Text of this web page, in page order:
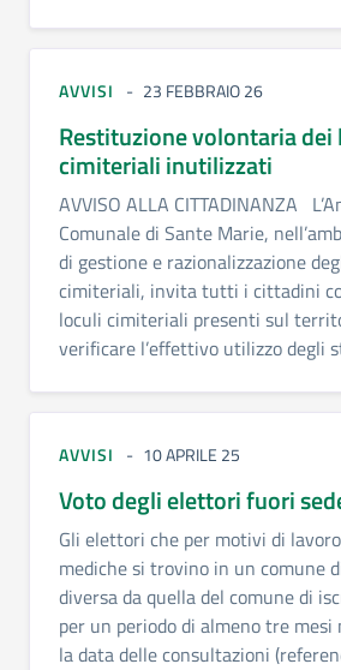
AVVISI 23 FEBBRAIO 26
Restituzione volontaria dei
cimiteriali inutilizzati
AVVISO ALLA CITTADINANZA
Comunale di Sante Marie,
di gestione e razionalizzazione
cimiteriali, invita tutti i cittadini
loculi cimiteriali presenti sul
verificare l’effettivo utilizzo degli
AVVISI 10 APRILE 25
Voto degli elettori fuori
Gli elettori che per motivi di
mediche si trovino in un comune
diversa da quella del comune di
per un periodo di almeno tre mesi
la data delle consultazioni